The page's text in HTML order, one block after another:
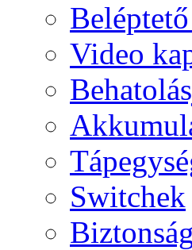
Video
Switchek